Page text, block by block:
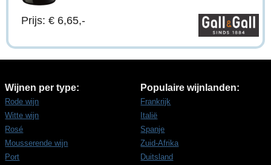
Prijs: € 6,65,-
Wijnen per type:
Rode wijn
Witte wijn
Rosé
Mousserende wijn
Port
Populaire wijnlanden:
Frankrijk
Italië
Spanje
Zuid-Afrika
Duitsland